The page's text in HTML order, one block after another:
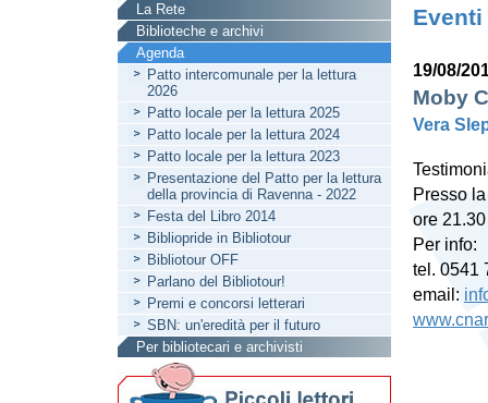
Eventi
19/08/
Moby
Vera
Presso
ore
Per info:
tel. 0541
email:
La Rete
Biblioteche e archivi
Agenda
Patto intercomunale per la lettura
2026
Patto locale per la lettura 2025
Patto locale per la lettura 2024
Patto locale per la lettura 2023
Presentazione del Patto per la lettura
della provincia di Ravenna - 2022
Festa del Libro 2014
Bibliopride in Bibliotour
Bibliotour OFF
Parlano del Bibliotour!
Premi e concorsi letterari
SBN: un'eredità per il futuro
Per bibliotecari e archivisti